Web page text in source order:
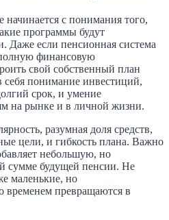
начинается с понимания того,
программы будут
Даже если пенсионная система
финансовую
свой собственный план
понимание инвестиций,
срок, и умение
на рынке и в личной жизни.
разумная доля средств,
цели, и гибкость плана. Важно
небольшую, но
сумме будущей пенсии. Не
маленькие, но
временем превращаются в